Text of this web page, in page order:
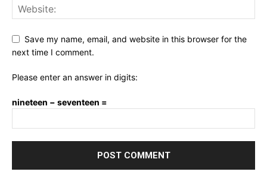
Save my name, email, and website in this browser for the
next time I comment.
Please enter an answer in digits:
nineteen − seventeen =